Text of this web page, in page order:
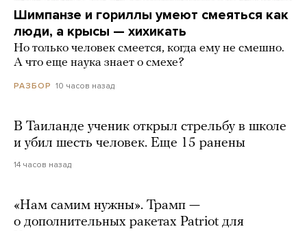
Шимпанзе и гориллы умеют смеяться как
люди, а крысы — хихикать
Но только человек смеется, когда ему не смешно.
А что еще наука знает о смехе?
РАЗБОР 10 часов назад
В Таиланде ученик открыл стрельбу в школе
и убил шесть человек. Еще 15 ранены
14 часов назад
«Нам самим нужны». Трамп —
о дополнительных ракетах Patriot для